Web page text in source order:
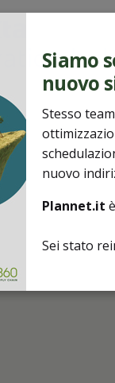
Siamo
nuovo
Stesso
nuovo
Plannet.it
Sei stato